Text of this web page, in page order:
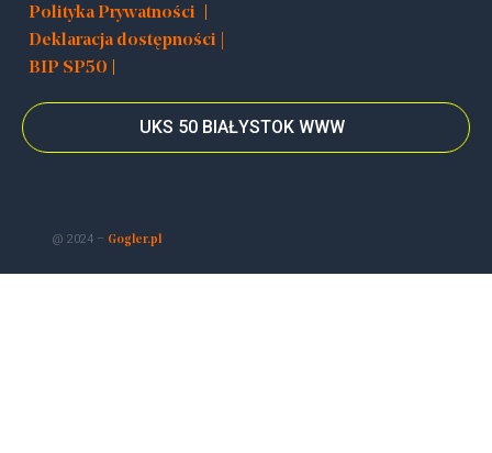
Polityka Prywatności |
Deklaracja dostępności |
BIP SP50 |
UKS 50 BIAŁYSTOK WWW
@ 2024 – Gogler.pl